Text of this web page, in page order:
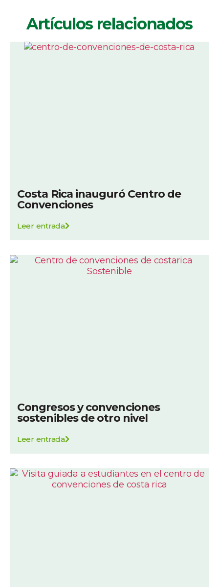
Artículos relacionados
Costa Rica inauguró Centro de
Convenciones
Leer entrada
Congresos y convenciones
sostenibles de otro nivel
Leer entrada